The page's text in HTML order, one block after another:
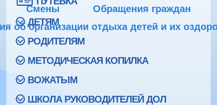
Смены
Обращения граждан
об организации отдыха детей и их
ДЕТЯМ
РОДИТЕЛЯМ
МЕТОДИЧЕСКАЯ КОПИЛКА
ВОЖАТЫМ
ШКОЛА РУКОВОДИТЕЛЕЙ ДОЛ